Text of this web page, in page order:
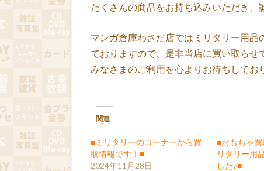
たくさんの商品をお持ち込みいただき、
マンガ倉庫わさだ店ではミリタリー用
ておりますので、是非当店に買い取らせ
みなさまのご利用を心よりお待ちしてお
関連
■ミリタリーのコーナーから買
取情報です！■
2024年11月28日
■おもちゃ
リタリー用
した♪■